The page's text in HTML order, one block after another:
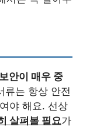
안이 매우 중
류는 항상 안전
야 해요. 선상
살펴볼 필요가